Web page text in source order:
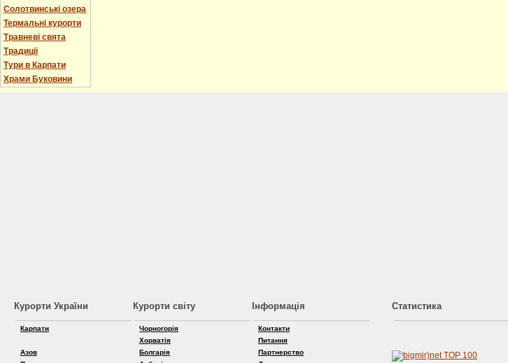
Солотвинські озера
Термальні курорти
Травневі свята
Традиції
Тури в Карпати
Храми Буковини
Курорти України
Карпати
Азов
Курорти світу
Чорногорія
Хорватія
Болгарія
Інформація
Контакти
Питання
Партнерство
Статистика